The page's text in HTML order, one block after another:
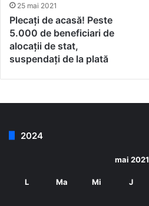
25 mai 2021
Plecați de acasă! Peste
5.000 de beneficiari de
alocații de stat,
suspendați de la plată
2024
mai 2021
L Ma Mi J